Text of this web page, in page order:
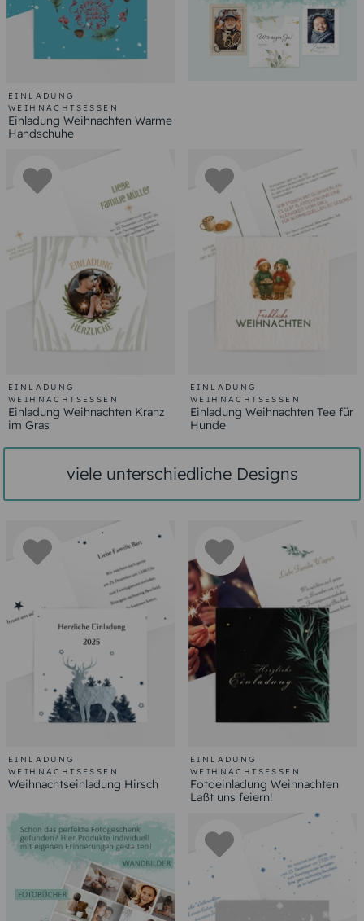
EINLADUNG
WEIHNACHTSESSEN
Einladung Weihnachten Warme
Handschuhe
EINLADUNG
WEIHNACHTSESSEN
Einladung Weihnachten Kranz
im Gras
EINLADUNG
WEIHNACHTSESSEN
Einladung Weihnachten Tee für
Hunde
viele unterschiedliche Designs
EINLADUNG
WEIHNACHTSESSEN
Weihnachtseinladung Hirsch
EINLADUNG
WEIHNACHTSESSEN
Fotoeinladung Weihnachten
Laßt uns feiern!